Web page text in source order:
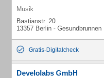
Musik
Bastianstr. 20
13357 Berlin - Gesundbrunnen
Gratis-Digitalcheck
Develolabs GmbH